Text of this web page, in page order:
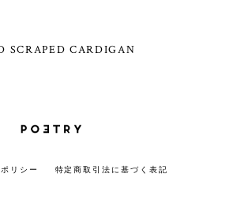
SCRAPED CARDIGAN
リシー 特定商取引法に基づく表記